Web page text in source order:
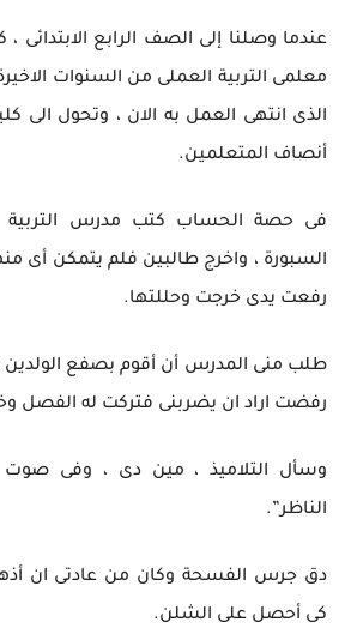
عندما وصلنا إلى الصف الرابع الابتدائى ،
معلمى التربية العملى من السنوات
الذى انتهى العمل به الان ، وتحول الى
أنصاف المتعلمين.
فى حصة الحساب كتب مدرس التربية
السبورة ، واخرج طالبين فلم يتمكن أى
رفعت يدى خرجت وحللتها.
طلب منى المدرس أن أقوم بصفع الولدين
رفضت اراد ان يضربنى فتركت له الفصل
وسأل التلاميذ ، مين دى ، وفى صوت
الناظر”.
دق جرس الفسحة وكان من عادتى ان
كى أحصل على الشلن.